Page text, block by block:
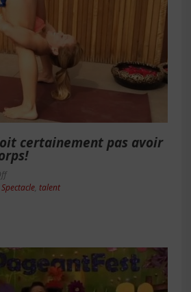
certainement pas avoir
Spectacle talent